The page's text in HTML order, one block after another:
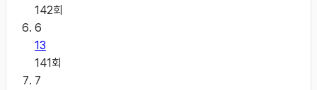
142회
6
13
141회
7